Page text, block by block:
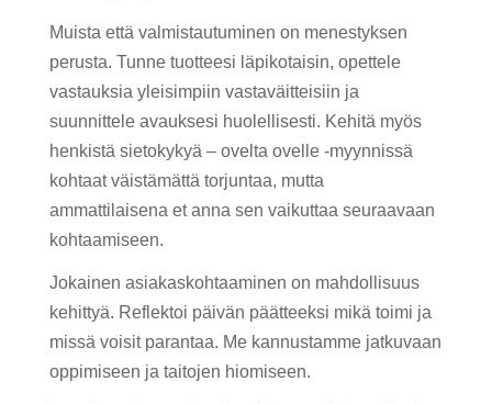
Muista että valmistautuminen on menestyksen
perusta. Tunne tuotteesi läpikotaisin, opettele
vastauksia yleisimpiin vastaväitteisiin ja
suunnittele avauksesi huolellisesti. Kehitä myös
henkistä sietokykyä – ovelta ovelle -myynnissä
kohtaat väistämättä torjuntaa, mutta
ammattilaisena et anna sen vaikuttaa seuraavaan
kohtaamiseen.
Jokainen asiakaskohtaaminen on mahdollisuus
kehittyä. Reflektoi päivän päätteeksi mikä toimi ja
missä voisit parantaa. Me kannustamme jatkuvaan
oppimiseen ja taitojen hiomiseen.